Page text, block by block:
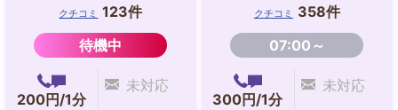
クチコミ
123件
待機中
200円/1分
未対応
クチコミ
358件
07:00～
300円/1分
未対応